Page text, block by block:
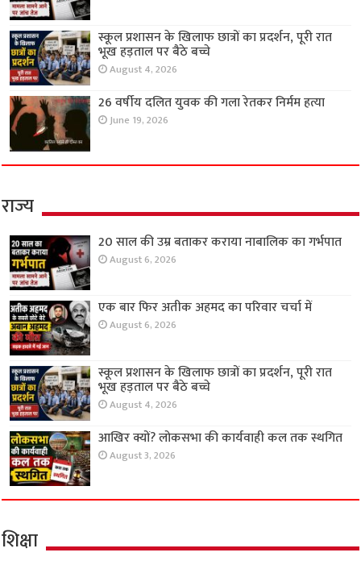
स्कूल प्रशासन के खिलाफ छात्रों का प्रदर्शन, पूरी रात
भूख हड़ताल पर बैठे बच्चे
August 4, 2026
26 वर्षीय दलित युवक की गला रेतकर निर्मम हत्या
June 19, 2026
राज्य
20 साल की उम्र बताकर कराया नाबालिक का गर्भपात
August 6, 2026
एक बार फिर अतीक अहमद का परिवार चर्चा में
August 6, 2026
स्कूल प्रशासन के खिलाफ छात्रों का प्रदर्शन, पूरी रात
भूख हड़ताल पर बैठे बच्चे
August 4, 2026
आखिर क्यों? लोकसभा की कार्यवाही कल तक स्थगित
August 3, 2026
शिक्षा